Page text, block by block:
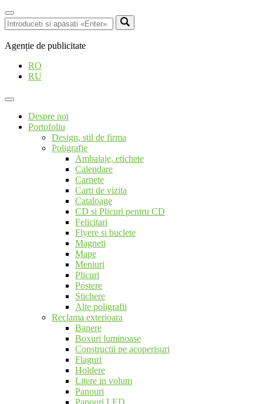
Agenție de publicitate
RO
RU
Despre noi
Portofoliu
Design, stil de firma
Poligrafie
Ambalaje, etichete
Calendare
Carnete
Carti de vizita
Cataloage
CD si Plicuri pentru CD
Felicitari
Flyere si buclete
Magneti
Mape
Meniuri
Plicuri
Postere
Stichere
Alte poligrafii
Reclama exterioara
Banere
Boxuri luminoase
Constructii pe acoperisuri
Flaguri
Holdere
Litere in volum
Panouri
Panouri LED